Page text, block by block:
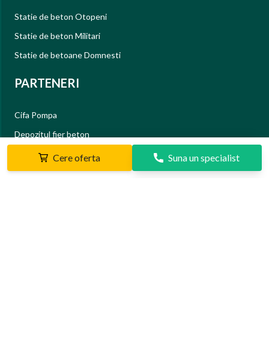
Cere oferta Suna un specialist
Statie de beton Otopeni
Statie de beton Militari
Statie de betoane Domnesti
PARTENERI
Cifa Pompa
Depozitul fier beton
Depozit beton
Statii Beton